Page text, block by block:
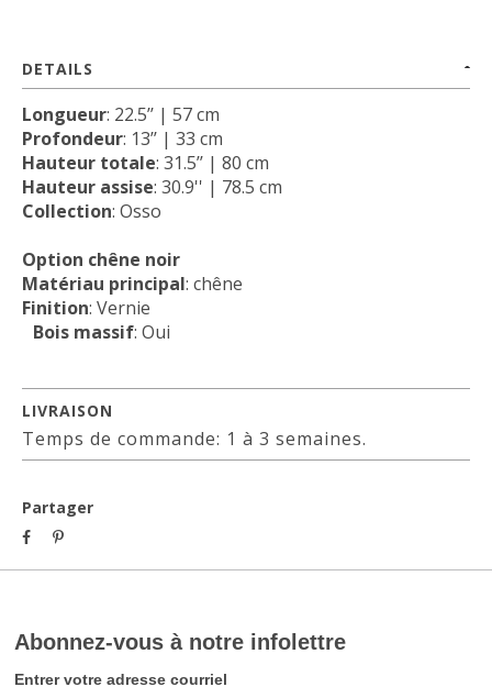
DETAILS
Longueur: 22.5’’ | 57 cm
Profondeur: 13’’ | 33 cm
Hauteur totale: 31.5’’ | 80 cm
Hauteur assise: 30.9'' | 78.5 cm
Collection: Osso
Option chêne noir
Matériau principal: chêne
Finition: Vernie
Bois massif: Oui
LIVRAISON
Temps de commande: 1 à 3 semaines.
Partager
Abonnez-vous à notre infolettre
Entrer votre adresse courriel